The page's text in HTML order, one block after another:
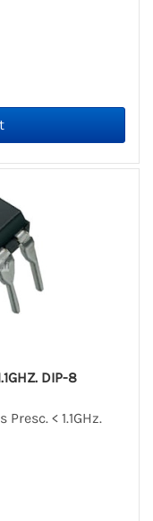
DIP-8
< 1.1GHz.